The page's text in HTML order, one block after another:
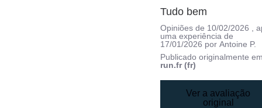
Tudo bem
Opiniões de 10/02/2026
,
uma experiência de
17/01/2026 porAntoine P.
Publicado originalmente
run.fr (fr)
Ver a avaliação
original